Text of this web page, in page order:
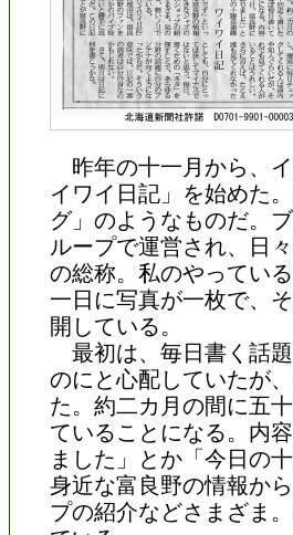
昨年の十一月から、
イワイ日記」を始めた
グ」のようなものだ。
ループで運営され、日
の総称。私のやってい
一日に写真が一枚で、
開している。
最初は、毎日書く話
のにと心配していたが
た。約二カ月の間に五
ていることになる。内
ました」とか「今日の
身近な富良野の情報か
プの紹介などさまざま